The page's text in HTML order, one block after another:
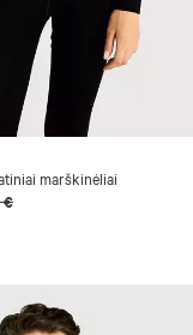
marškinėliai
€